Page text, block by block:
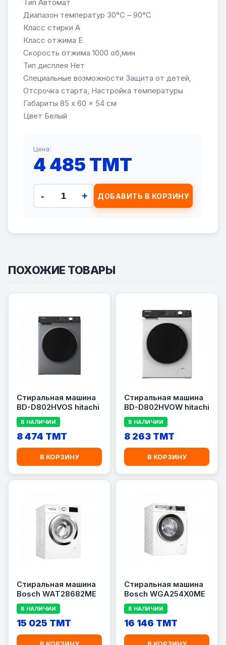
Tип Автомат
Диапазон температур 30°С – 90°С
Класс стирки A
Класс отжима E
Скорость отжима 1000 об,мин
Тип дисплея Нет
Специальные возможности Защита от детей,
Отсрочка старта, Настройка температуры
Габариты 85 x 60 x 54 см
Цвет Белый
Цена:
4 485 TMT
- + ДОБАВИТЬ В КОРЗИНУ
ПОХОЖИЕ ТОВАРЫ
Стиральная машина
BD-D802HVOS hitachi
В НАЛИЧИИ
8 474 TMT
В КОРЗИНУ
Стиральная машина
BD-D802HVOW hitachi
В НАЛИЧИИ
8 263 TMT
В КОРЗИНУ
Стиральная машина
Bosch WAT28682ME
В НАЛИЧИИ
15 025 TMT
Стиральная машина
Bosch WGA254X0ME
В НАЛИЧИИ
16 146 TMT